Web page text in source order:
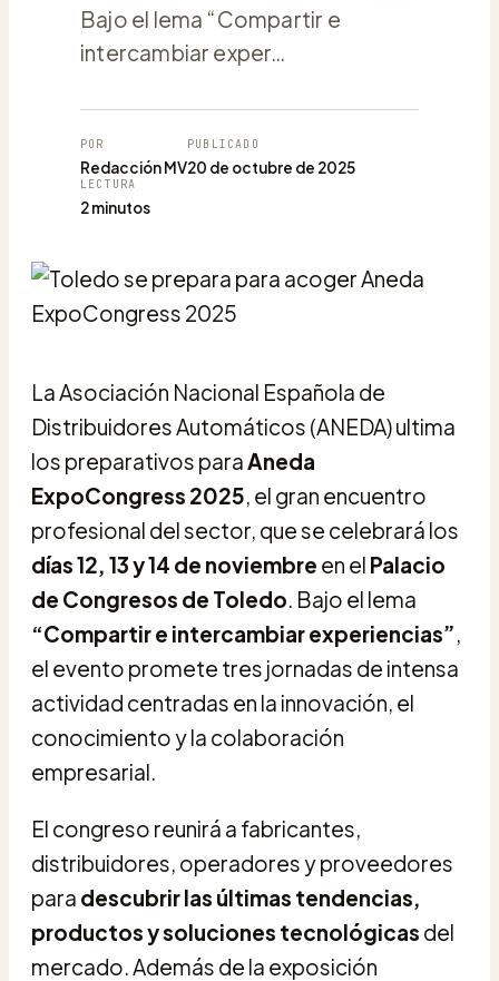
Bajo el lema “Compartir e
intercambiar exper…
POR
Redacción MV
PUBLICADO
20 de octubre de 2025
LECTURA
2 minutos
La Asociación Nacional Española de
Distribuidores Automáticos (ANEDA) ultima
los preparativos paraAneda
ExpoCongress 2025, el gran encuentro
profesional del sector, que se celebrará los
días 12, 13 y 14 de noviembre en el Palacio
de Congresos de Toledo. Bajo el lema
“Compartir e intercambiar experiencias”,
el evento promete tres jornadas de intensa
actividad centradas en la innovación, el
conocimiento y la colaboración
empresarial.
El congreso reunirá a fabricantes,
distribuidores, operadores y proveedores
para descubrir las últimas tendencias,
productos y soluciones tecnológicas del
mercado. Además de la exposición